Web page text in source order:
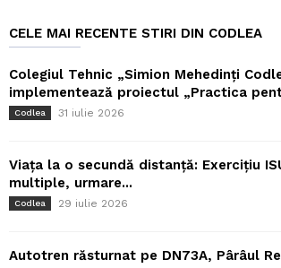
CELE MAI RECENTE STIRI DIN CODLEA
Colegiul Tehnic „Simion Mehedinți
implementează proiectul „Practica
Codlea 31 iulie 2026
Viața la o secundă distanță: Exercițiu
multiple, urmare...
Codlea 29 iulie 2026
Autotren răsturnat pe DN73A, Pârâul